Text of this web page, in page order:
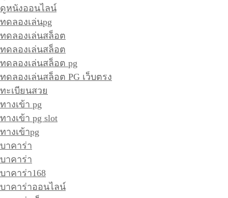
ดูหนังออนไลน์
ทดลองเล่นpg
ทดลองเล่นสล็อต
ทดลองเล่นสล็อต
ทดลองเล่นสล็อต pg
ทดลองเล่นสล็อต PG เว็บตรง
ทะเบียนสวย
ทางเข้า pg
ทางเข้า pg slot
ทางเข้าpg
บาคาร่า
บาคาร่า
บาคาร่า168
บาคาร่าออนไลน์